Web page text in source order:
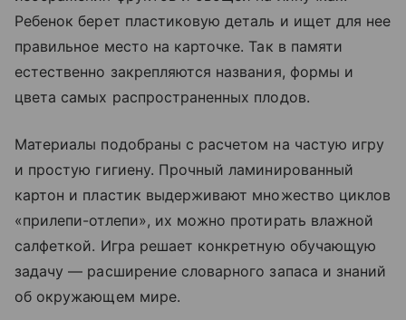
Ребенок берет пластиковую деталь и ищет для нее
правильное место на карточке. Так в памяти
естественно закрепляются названия, формы и
цвета самых распространенных плодов.
Материалы подобраны с расчетом на частую игру
и простую гигиену. Прочный ламинированный
картон и пластик выдерживают множество циклов
«прилепи-отлепи», их можно протирать влажной
салфеткой. Игра решает конкретную обучающую
задачу — расширение словарного запаса и знаний
об окружающем мире.